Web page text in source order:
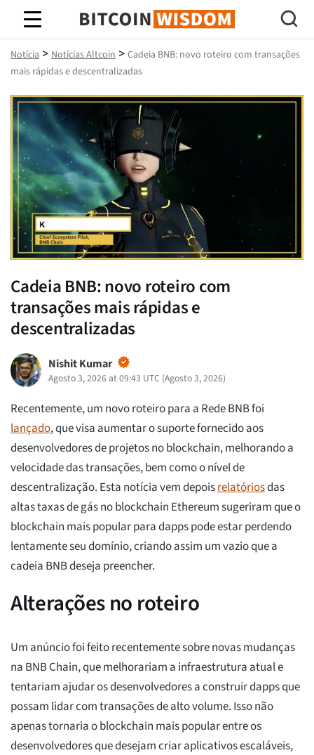
Sabedoria do Bitcoin
Notícia > Notícias Altcoin > Cadeia BNB: novo roteiro com transações
mais rápidas e descentralizadas
Cadeia BNB: novo roteiro com
transações mais rápidas e
descentralizadas
Nishit Kumar
Agosto 3, 2026 at 09:43 UTC (Agosto 3, 2026)
Recentemente, um novo roteiro para a Rede BNB foi
lançado, que visa aumentar o suporte fornecido aos
desenvolvedores de projetos no blockchain, melhorando a
velocidade das transações, bem como o nível de
descentralização. Esta notícia vem depoisrelatóriosdas
altas taxas de gás no blockchain Ethereum sugeriram que o
blockchain mais popular para dapps pode estar perdendo
lentamente seu domínio, criando assim um vazio que a
cadeia BNB deseja preencher.
Alterações no roteiro
Um anúncio foi feito recentemente sobre novas mudanças
na BNB Chain, que melhorariam a infraestrutura atual e
tentariam ajudar os desenvolvedores a construir dapps que
possam lidar com transações de alto volume. Isso não
apenas tornaria o blockchain mais popular entre os
desenvolvedores que desejam criar aplicativos escaláveis,